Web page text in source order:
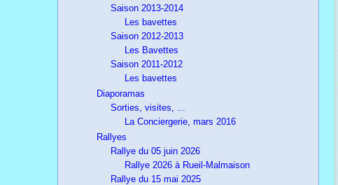
Saison 2013-2014
Les bavettes
Saison 2012-2013
Les Bavettes
Saison 2011-2012
Les bavettes
Diaporamas
Sorties, visites, ...
La Conciergerie, mars 2016
Rallyes
Rallye du 05 juin 2026
Rallye 2026 à Rueil-Malmaison
Rallye du 15 mai 2025